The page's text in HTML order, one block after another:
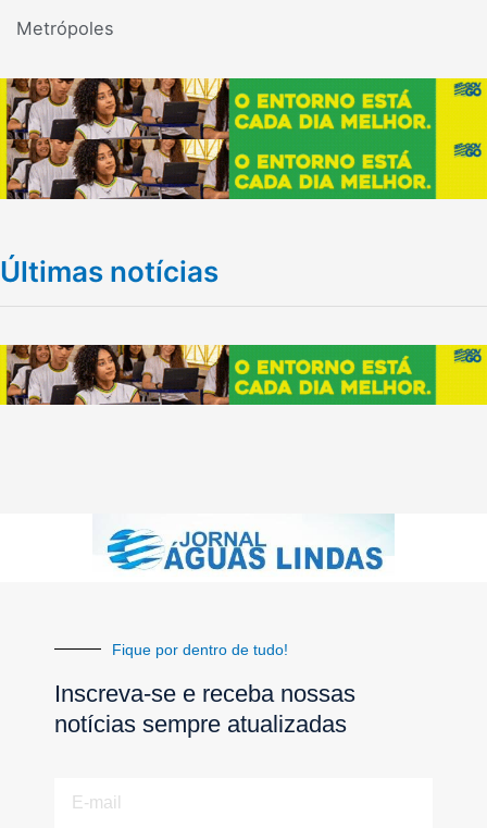
Metrópoles
Últimas notícias
Fique por dentro de tudo!
Inscreva-se e receba nossas
notícias sempre atualizadas
mail